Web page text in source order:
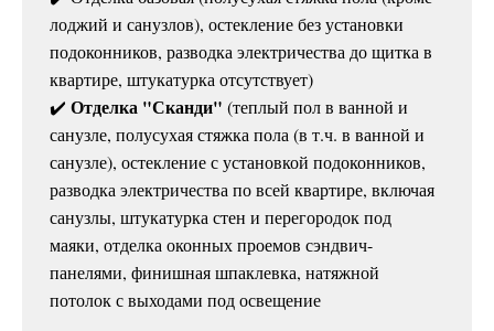
лоджий и санузлов), остекление без установки
подоконников, разводка электричества до щитка в
квартире, штукатурка отсутствует)
✔️ Отделка "Сканди" (теплый пол в ванной и
санузле, полусухая стяжка пола (в т.ч. в ванной и
санузле), остекление с установкой подоконников,
разводка электричества по всей квартире, включая
санузлы, штукатурка стен и перегородок под
маяки, отделка оконных проемов сэндвич-
панелями, финишная шпаклевка, натяжной
потолок с выходами под освещение